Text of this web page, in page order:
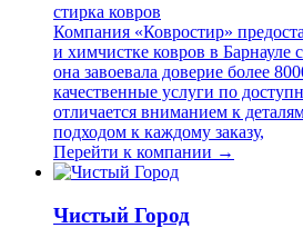
стирка ковров
Компания «Ковростир»
и химчистке ковров в Барнауле
она завоевала доверие более
качественные услуги по
отличается вниманием к
подходом к каждому заказу,
Перейти к компании →
Чистый Город